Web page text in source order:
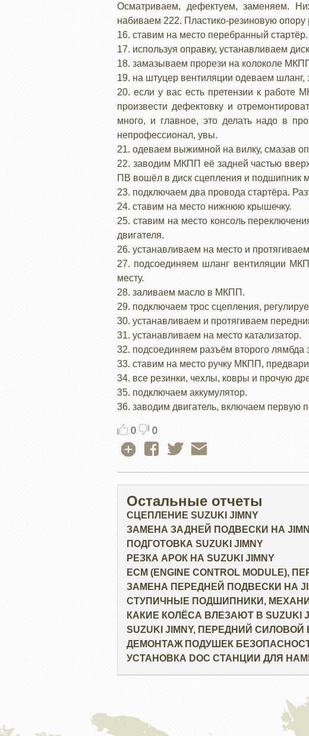
Осматриваем, дефектуем, заменяем.
набиваем 222. Пластико-резиновую
16. ставим на место перебранный стартёр.
17. используя оправку, устанавливаем
18. замазываем прорези на колоколе
19. на штуцер вентиляции одеваем шланг,
20. если у вас есть претензии к работе
произвести дефектовку и
много, и главное, это делать надо в
непрофессионал, увы.
21. одеваем выжимной на вилку, смазав
22. заводим МКПП её задней частью
ПВ вошёл в диск сцепления и подшипник
23. подключаем два провода стартёра.
24. ставим на место нижнюю крышечку.
25. ставим на место консоль
двигателя.
26. устанавливаем на место и
27. подсоединяем шланг вентиляции
месту.
28. заливаем масло в МКПП.
29. подключаем трос сцепления,
30. устанавливаем и протягиваем
31. устанавливаем на место катализатор.
32. подсоединяем разъём второго
33. ставим на место ручку МКПП,
34. все резинки, чехлы, ковры и прочую
35. подключаем аккумулятор.
36. заводим двигатель, включаем первую
0 0
Остальные отчеты
СЦЕПЛЕНИЕ SUZUKI JIMNY
ЗАМЕНА ЗАДНЕЙ ПОДВЕСКИ НА
ПОДГОТОВКА SUZUKI JIMNY
РЕЗКА АРОК НА SUZUKI JIMNY
ECM (ENGINE CONTROL
ЗАМЕНА ПЕРЕДНЕЙ ПОДВЕСКИ НА
СТУПИЧНЫЕ ПОДШИПНИКИ,
КАКИЕ КОЛЁСА ВЛЕЗАЮТ В SUZUKI
SUZUKI JIMNY, ПЕРЕДНИЙ СИЛОВОЙ
ДЕМОНТАЖ ПОДУШЕК
УСТАНОВКА DOC СТАНЦИИ ДЛЯ